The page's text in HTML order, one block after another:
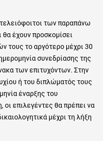
των παραπάνω
έχουν προσκομίσει
το αργότερο μέχρι 30
συνεδρίασης της
των επιτυχόντων. Στην
ή του διπλώματός τους
έναρξης του
επιλεγέντες θα πρέπει να
μέχρι τη λήξη